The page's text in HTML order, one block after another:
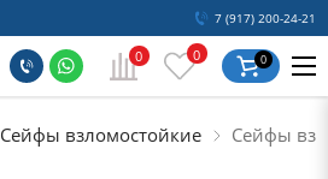
7 (917) 200-24-21
0 0 0
Сейфы взломостойкие Сейфы